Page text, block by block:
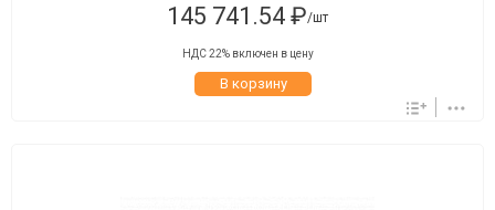
145 741.54 ₽/шт
НДС 22% включен в цену
В корзину